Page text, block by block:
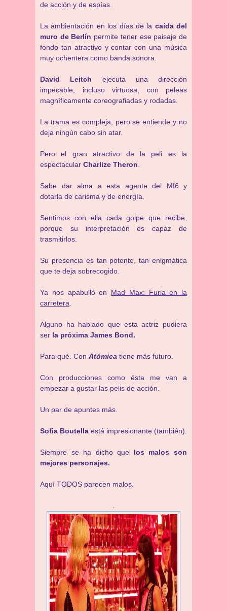
de acción y de espías.
La ambientación en los días de la caída del
muro de Berlín permite tener ese paisaje de
fondo tan atractivo y contar con una música
muy ochentera como banda sonora.
David Leitch ejecuta una dirección
impecable, incluso virtuosa, con peleas
magníficamente coreografiadas y rodadas.
La trama es compleja, pero se entiende y no
deja ningún cabo sin atar.
Pero el gran atractivo de la peli es la
espectacular Charlize Theron
Sabe dar alma a esta agente del MI6 y
dotarla de carisma y de energía.
Sentimos con ella cada golpe que recibe,
porque su interpretación es capaz de
trasmitirlos.
Su presencia es tan potente, tan enigmática
que te deja sobrecogido.
Ya nos apabulló en Mad Max: Furia en la
carretera
Alguno ha hablado que esta actriz pudiera
ser la próxima James Bond.
Para qué. Con Atómica tiene más futuro.
Con producciones como ésta me van a
empezar a gustar las pelis de acción.
Un par de apuntes más.
Sofia Boutella está impresionante (también).
Siempre se ha dicho que los malos son
mejores personajes.
Aquí TODOS parecen malos.